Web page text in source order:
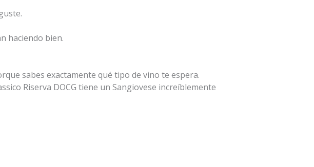
haciendo bien.
sabes exactamente qué tipo de vino te espera.
Riserva DOCG tiene un Sangiovese increíblemente